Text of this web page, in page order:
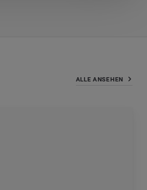
ALLE ANSEHEN